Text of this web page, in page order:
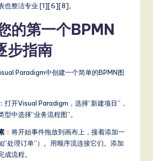
也整洁专业 [1][6][8]。
的第一个BPMN
步指南
Paradigm中创建一个简单的BPMN图
：打开Visual Paradigm，选择“新建项目”，
型中选择“业务流程图”。
：将开始事件拖放到画布上，接着添加一
“处理订单”）。用顺序流连接它们。添加
成流程。